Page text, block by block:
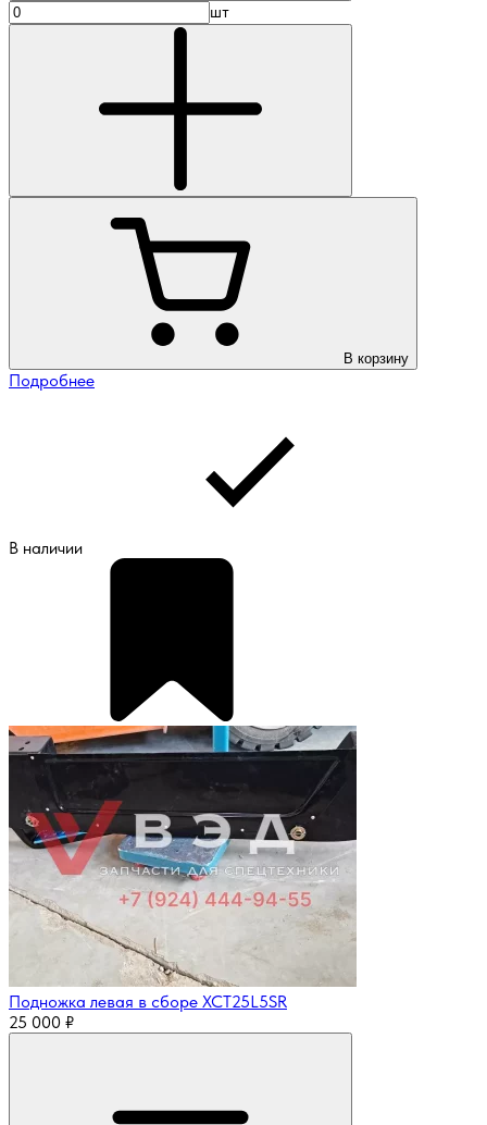
шт
В корзину
Подробнее
В наличии
Подножка левая в сборе XCT25L5SR
25 000 ₽